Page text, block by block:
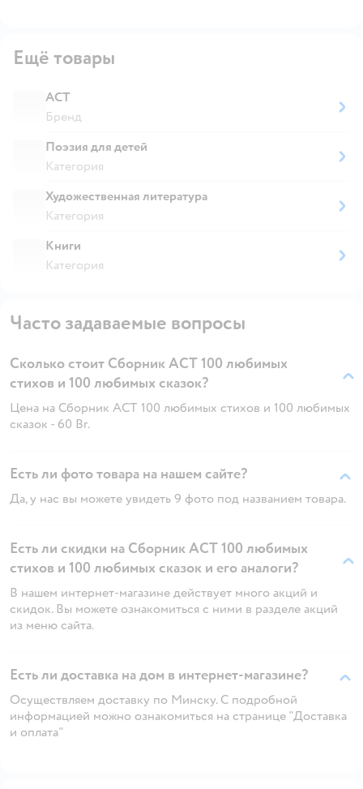
Ещё товары
АСТ
Бренд
Поэзия для детей
Категория
Художественная литература
Категория
Книги
Категория
Часто задаваемые вопросы
Сколько стоит Сборник АСТ 100 любимых
стихов и 100 любимых сказок?
Цена на Сборник АСТ 100 любимых стихов и 100 любимых
сказок - 60 Br.
Есть ли фото товара на нашем сайте?
Да, у нас вы можете увидеть 9 фото под названием товара.
Есть ли скидки на Сборник АСТ 100 любимых
стихов и 100 любимых сказок и его аналоги?
В нашем интернет-магазине действует много акций и
скидок. Вы можете ознакомиться с ними в разделе акций
из меню сайта.
Есть ли доставка на дом в интернет-магазине?
Осуществляем доставку по Минску. С подробной
информацией можно ознакомиться на странице "Доставка
и оплата"